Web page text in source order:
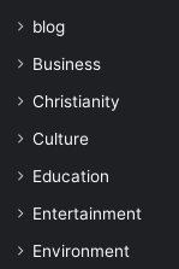
blog
Business
Christianity
Culture
Education
Entertainment
Environment